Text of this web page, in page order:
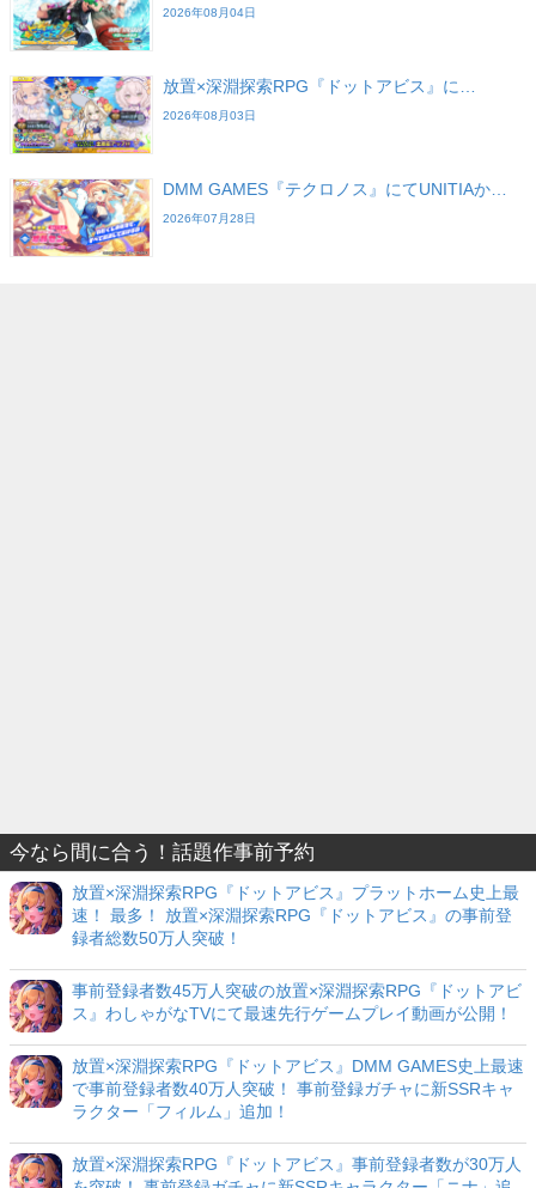
2026年08月04日
放置×深淵探索RPG『ドットアビス』に…
2026年08月03日
DMM GAMES『テクロノス』にてUNITIAか…
2026年07月28日
今なら間に合う！話題作事前予約
放置×深淵探索RPG『ドットアビス』プラットホーム史上最
速！ 最多！ 放置×深淵探索RPG『ドットアビス』の事前登
録者総数50万人突破！
事前登録者数45万人突破の放置×深淵探索RPG『ドットアビ
ス』わしゃがなTVにて最速先行ゲームプレイ動画が公開！
放置×深淵探索RPG『ドットアビス』DMM GAMES史上最速
で事前登録者数40万人突破！ 事前登録ガチャに新SSRキャ
ラクター「フィルム」追加！
放置×深淵探索RPG『ドットアビス』事前登録者数が30万人